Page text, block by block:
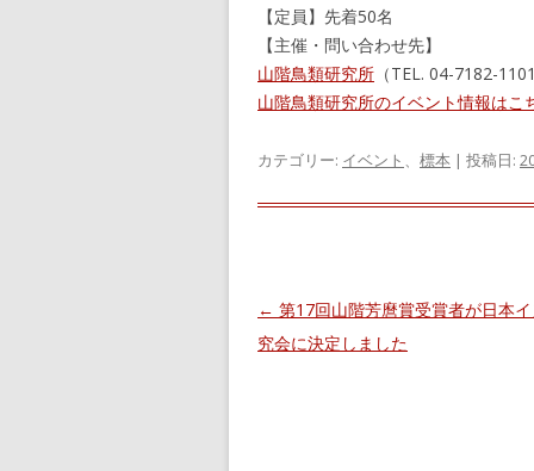
【定員】先着50名
【主催・問い合わせ先】
山階鳥類研究所 （TEL. 04-7182-1101
山階鳥類研究所のイベント情報はこ
カテゴリー: イベント 、 標本 | 投稿日:
投
稿
← 第17回山階芳麿賞受賞者が日本
究会に決定しました